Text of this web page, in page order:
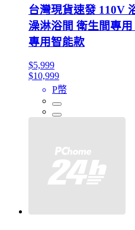
台灣現貨速發 110V
澡淋浴間 衛生間專
專用智能款
$5,999
$10,999
P幣